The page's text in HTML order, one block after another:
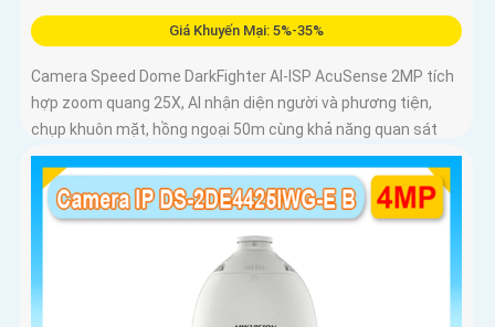
Giá Khuyến Mại: 5%-35%
Camera Speed Dome DarkFighter AI-ISP AcuSense 2MP tích
hợp zoom quang 25X, AI nhận diện người và phương tiện,
chụp khuôn mặt, hồng ngoại 50m cùng khả năng quan sát
ban đêm vượt trội cho hệ thống giám sát chuyên nghiệp